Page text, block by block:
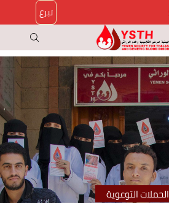
تبرع
الحملات التوعوية